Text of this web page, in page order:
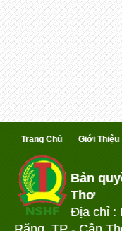
Trang Chủ Giới Thiệu
Bản
Thơ
Địa chỉ :